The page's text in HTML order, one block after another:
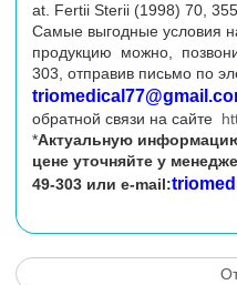
at. Fertii Sterii (1998) 70,
Самые выгодные условия
продукцию можно,
303, отправив письмо по
обратной связи на сайте
*Актуальную
цене уточняйте у
49-303 или e-mail: